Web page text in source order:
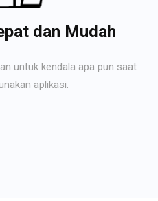
dan Mudah
untuk kendala apa pun saat
aplikasi.